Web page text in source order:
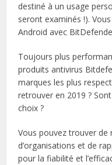
destiné à un usage
seront examinés !).
Android avec
Toujours plus
produits antivirus
marques les plus
retrouver en 2019 ?
choix ?
Vous pouvez trouver de
d’organisations et de
pour la fiabilité et